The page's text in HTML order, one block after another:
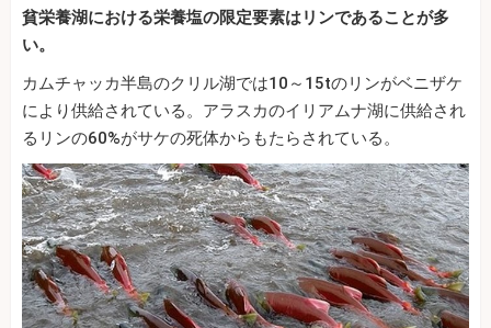
貧栄養湖における栄養塩の限定要素はリンであることが多
い。
カムチャッカ半島のクリル湖では10～15tのリンがベニザケ
により供給されている。アラスカのイリアムナ湖に供給され
るリンの60%がサケの死体からもたらされている。